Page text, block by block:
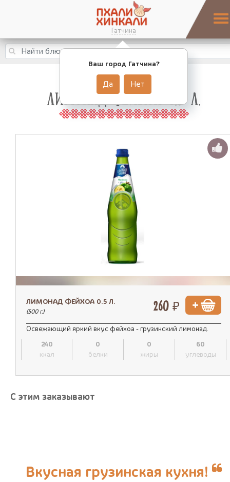
Гатчина
Ваш город Гатчина?
Да Нет
ЛИМОНАД ФЕЙХОА 0.5 Л.
ЛИМОНАД ФЕЙХОА 0.5 Л.
(500 г.) 260 ₽
Освежающий яркий вкус фейхоа - грузинский лимонад.
240
ккал
0
белки
0
жиры
60
углеводы
С этим заказывают
Вкусная грузинская кухня!